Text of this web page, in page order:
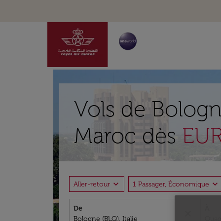
Vols de
Maroc dès
Aller-retour expand_more 1 Passager, Économique expand_more
De